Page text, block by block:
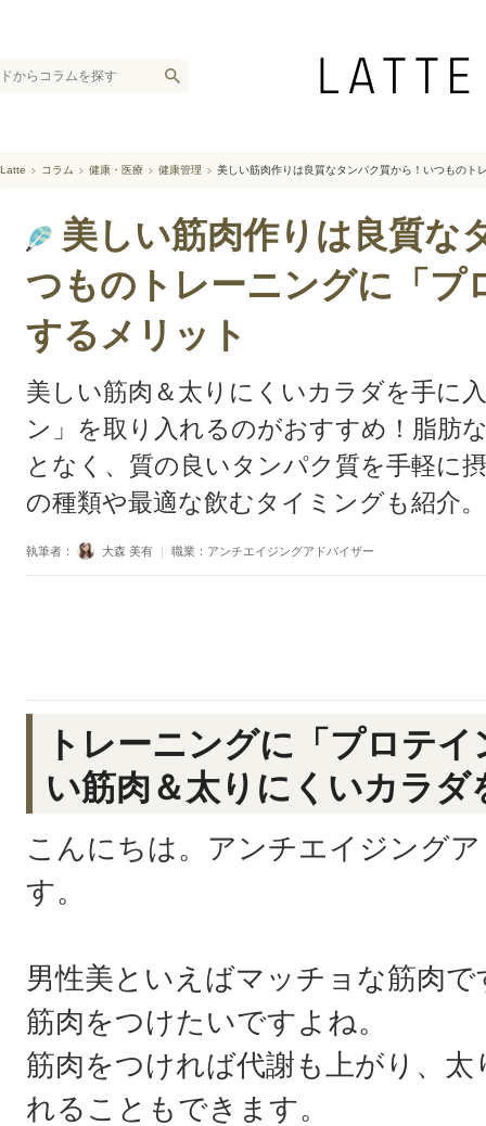
Latte コラム 健康・医療 健康管理 美しい筋肉作りは良質なタンパク質から！いつものト
美しい筋肉作りは良質な
つものトレーニングに「プ
するメリット
美しい筋肉＆太りにくいカラダを手に
ン」を取り入れるのがおすすめ！脂肪
となく、質の良いタンパク質を手軽に
の種類や最適な飲むタイミングも紹介。
執筆者： 大森 美有 ｜ 職業：アンチエイジングアドバイザー
トレーニングに「プロテ
い筋肉＆太りにくいカラダ
こんにちは。アンチエイジング
す。
男性美といえばマッチョな筋肉
筋肉をつけたいですよね。
筋肉をつければ代謝も上がり、
れることもできます。